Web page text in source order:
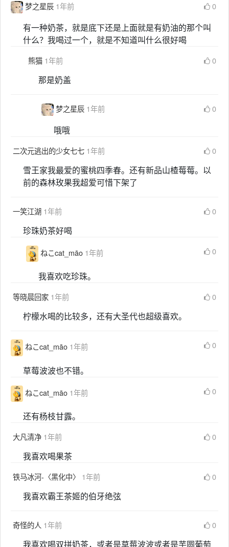
梦之星辰 1年前 0
有一种奶茶，就是底下还是上面就是有奶油的那个叫
什么？我喝过一个，就是不知道叫什么很好喝
熊猫 1年前 0
那是奶盖
梦之星辰 1年前 0
哦哦
二次元逃出的少女七七 1年前 0
雪王家我最爱的蜜桃四季春。还有新品山楂莓莓。以
前的森林玫果我超爱可惜下架了
一笑江湖 1年前 0
珍珠奶茶好喝
ねこcat_māo 1年前 0
我喜欢吃珍珠。
等晓晨回家 1年前 0
柠檬水喝的比较多，还有大圣代也超级喜欢。
ねこcat_māo 1年前 0
草莓波波也不错。
ねこcat_māo 1年前 0
还有杨枝甘露。
大凡清净 1年前 0
我喜欢喝果茶
铁马冰河-〈黑化中〉 1年前 0
我喜欢霸王茶姬的伯牙绝弦
奇怪的人 1年前 0
我喜欢喝双拼奶茶，或者是草莓波波或者是芋圆葡萄